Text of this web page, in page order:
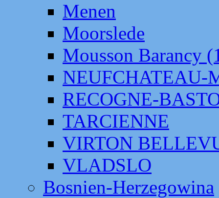
Menen
Moorslede
Mousson Barancy
NEUFCHATEAU-
RECOGNE-
TARCIENNE
VIRTON
VLADSLO
Bosnien-Herzegowina